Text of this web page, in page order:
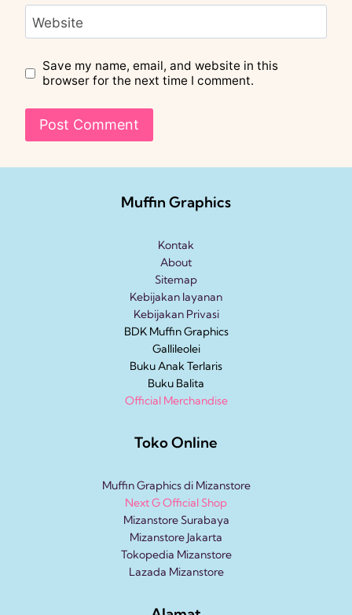
Website
Save my name, email, and website in this
browser for the next time I comment.
Muffin Graphics
Kontak
About
Sitemap
Kebijakan layanan
Kebijakan Privasi
BDK Muffin Graphics
Gallileolei
Buku Anak Terlaris
Buku Balita
Official Merchandise
Toko Online
Muffin Graphics di Mizanstore
Next G Official Shop
Mizanstore Surabaya
Mizanstore Jakarta
Tokopedia Mizanstore
Lazada Mizanstore